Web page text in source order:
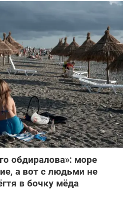
обдиралова»: море
а вот с людьми не
в бочку мёда